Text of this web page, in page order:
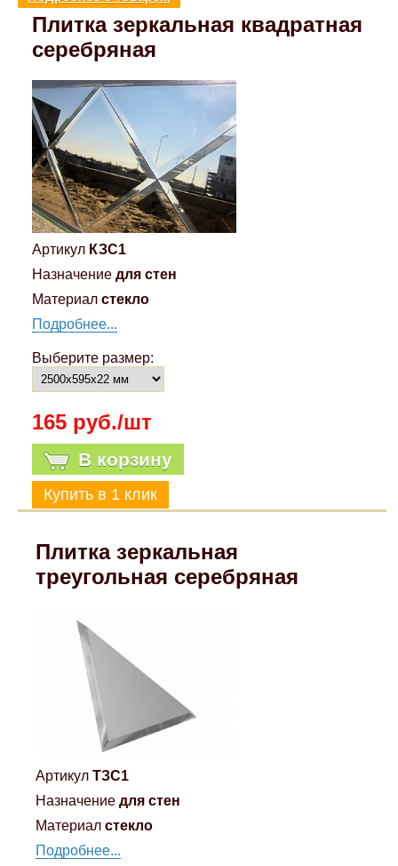
Плитка зеркальная квадратная
серебряная
Артикул КЗС1
Назначение для стен
Материал стекло
Подробнее...
Выберите размер:
165 руб./шт
В корзину
Плитка зеркальная
треугольная серебряная
Артикул ТЗС1
Назначение для стен
Материал стекло
Подробнее...
Компрессионные фитинги Poliext
Honda
Hyundai
Infinity
Kia
Lada
Lexus
Mazda
Mercedes-Benz
Mitsubishi
Opel
Suzuki
Volkswagen
Дополнительные товары
Флуоресцентные краски
Шпатлевки, штукатурки
Эмали универсальные акриловые
Грунтовки, защитные лаки
Магнитные панели на холодильник